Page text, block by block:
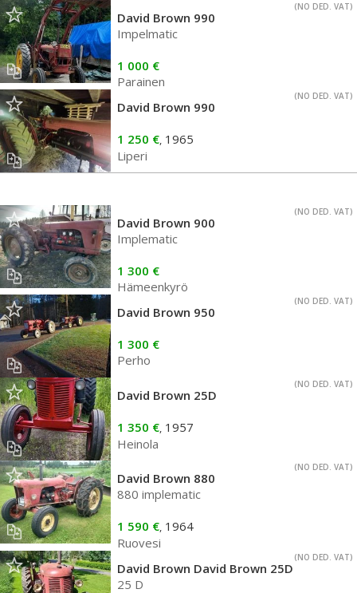
(NO DED. VAT)
David Brown 990
Impelmatic
1 000 €
Parainen
(NO DED. VAT)
David Brown 990
1 250 €, 1965
Liperi
(NO DED. VAT)
David Brown 900
Implematic
1 300 €
Hämeenkyrö
(NO DED. VAT)
David Brown 950
1 300 €
Perho
(NO DED. VAT)
David Brown 25D
1 350 €, 1957
Heinola
(NO DED. VAT)
David Brown 880
880 implematic
1 590 €, 1964
Ruovesi
(NO DED. VAT)
David Brown David Brown 25D
25 D